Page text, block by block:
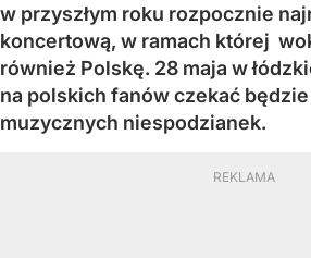
w przyszłym roku rozpocznie
koncertową, w ramach której
również Polskę. 28 maja w
na polskich fanów czekać
muzycznych niespodzianek.